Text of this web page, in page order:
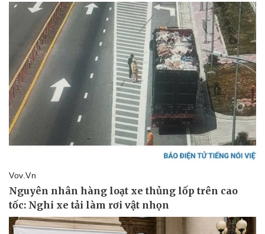
Pháp luật
Vụ án
Tin nóng
Quân sự - Quốc phòng
Vũ khí
Việt Nam